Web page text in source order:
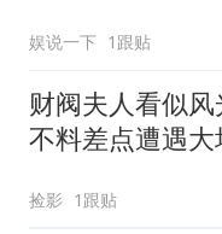
娱说一下 1跟贴
财阀夫人看似风
不料差点遭遇大
捡影 1跟贴